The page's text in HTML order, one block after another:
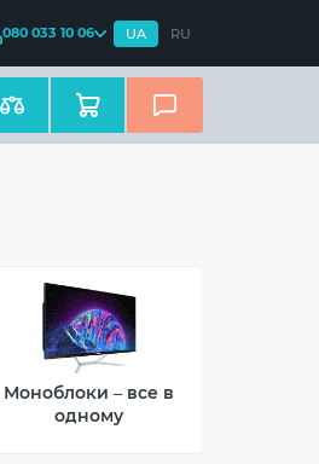
080 033 10 06 UA RU
Моноблоки – все в
одному